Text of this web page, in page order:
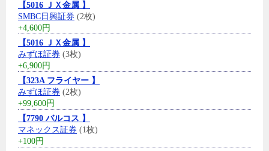
【5016 ＪＸ金属 】
SMBC日興証券 (2枚)
+4,600円
【5016 ＪＸ金属 】
みずほ証券 (3枚)
+6,900円
【323A フライヤー 】
みずほ証券 (2枚)
+99,600円
【7790 バルコス 】
マネックス証券 (1枚)
+100円